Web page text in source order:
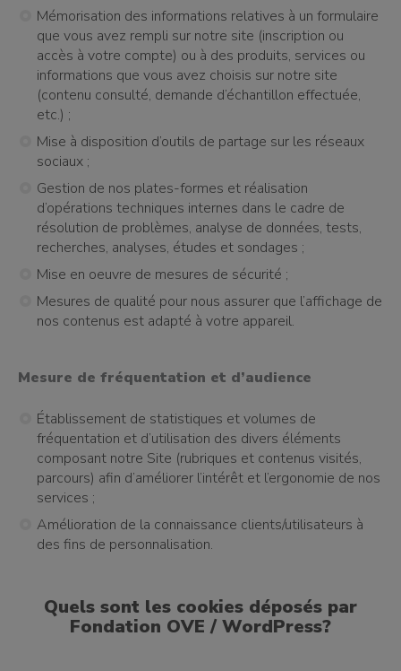
Mémorisation des informations relatives à un formulaire
que vous avez rempli sur notre site (inscription ou
accès à votre compte) ou à des produits, services ou
informations que vous avez choisis sur notre site
(contenu consulté, demande d’échantillon effectuée,
etc.) ;
Mise à disposition d’outils de partage sur les réseaux
sociaux ;
Gestion de nos plates-formes et réalisation
d’opérations techniques internes dans le cadre de
résolution de problèmes, analyse de données, tests,
recherches, analyses, études et sondages ;
Mise en oeuvre de mesures de sécurité ;
Mesures de qualité pour nous assurer que l’affichage de
nos contenus est adapté à votre appareil.
Mesure de fréquentation et d’audience
Établissement de statistiques et volumes de
fréquentation et d’utilisation des divers éléments
composant notre Site (rubriques et contenus visités,
parcours) afin d’améliorer l’intérêt et l’ergonomie de nos
services ;
Amélioration de la connaissance clients/utilisateurs à
des fins de personnalisation.
Quels sont les cookies déposés par
Fondation OVE / WordPress?